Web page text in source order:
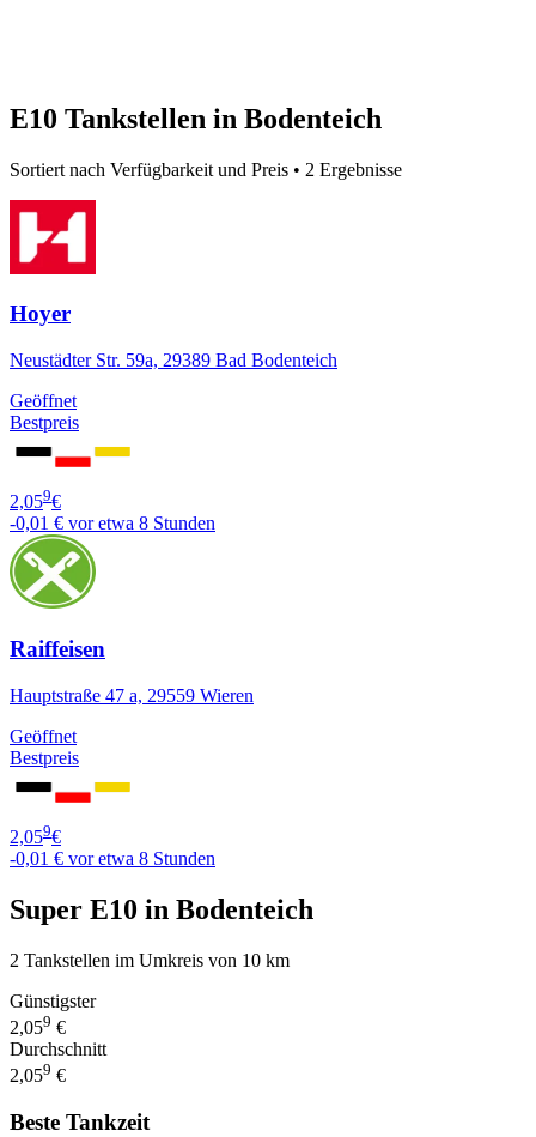
E10 Tankstellen in Bodenteich
Sortiert nach Verfügbarkeit und Preis • 2 Ergebnisse
Hoyer
Neustädter Str. 59a, 29389 Bad Bodenteich
Geöffnet
Bestpreis
2,059€
-0,01 € vor etwa 8 Stunden
Raiffeisen
Hauptstraße 47 a, 29559 Wieren
Geöffnet
Bestpreis
2,059€
-0,01 € vor etwa 8 Stunden
Super E10 in Bodenteich
2 Tankstellen im Umkreis von 10 km
Günstigster
2,059 €
Durchschnitt
2,059 €
Beste Tankzeit